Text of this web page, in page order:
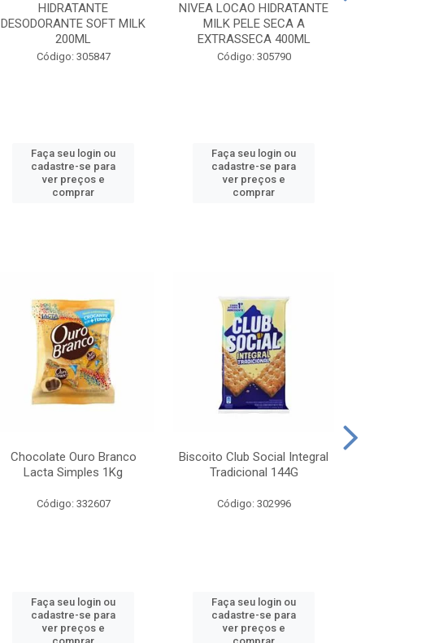
HIDRATANTE
DESODORANTE SOFT MILK
200ML
Código: 305847
Faça seu login ou
cadastre-se para
ver preços e
comprar
NIVEA LOCAO HIDRATANTE
MILK PELE SECA A
EXTRASSECA 400ML
Código: 305790
Faça seu login ou
cadastre-se para
ver preços e
comprar
Chocolate Ouro Branco
Lacta Simples 1Kg
Código: 332607
Faça seu login ou
cadastre-se para
ver preços e
Biscoito Club Social Integral
Tradicional 144G
Código: 302996
Faça seu login ou
cadastre-se para
ver preços e